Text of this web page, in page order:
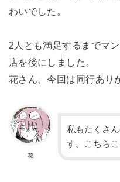
わいでした。
2人とも満足するまでマ
店を後にしました。
花さん、今回は同行あり
花
私もたくさ
す。こちら